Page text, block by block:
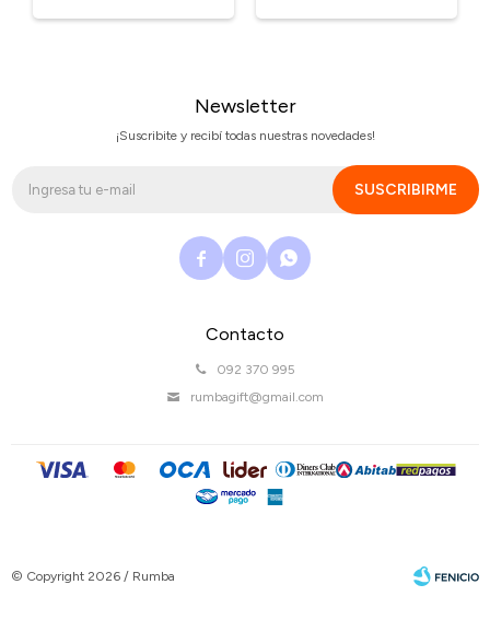
Contacto
092 370 995
rumbagift@gmail.com
Newsletter
¡Suscribite y recibí todas nuestras novedades!
SUSCRIBIRME
  
© Copyright 2026 / Rumba